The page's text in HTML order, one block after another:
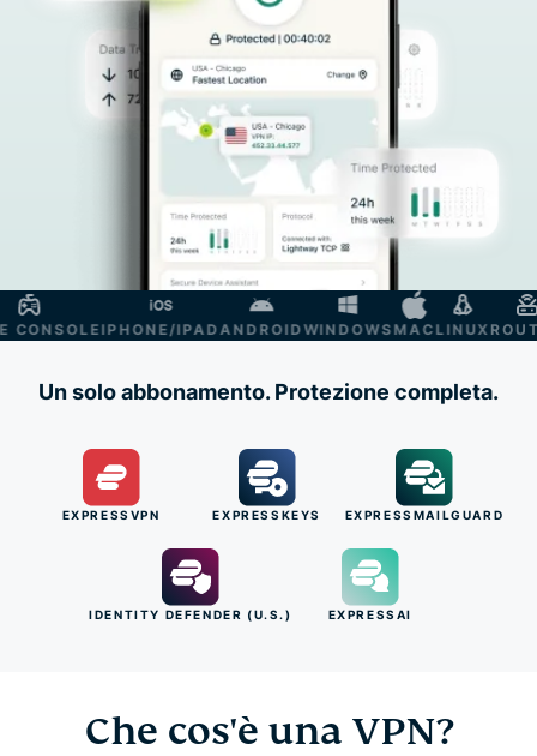
IPHONE/IPADANDROIDWINDOWSMACLINUX
Un solo abbonamento. Protezione completa.
EXPRESSVPN EXPRESSKEYS EXPRESSMAILGUARD
IDENTITY DEFENDER (U.S.) EXPRESSAI
Che cos'è una VPN?